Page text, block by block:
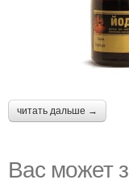
читать дальше →
Вас может